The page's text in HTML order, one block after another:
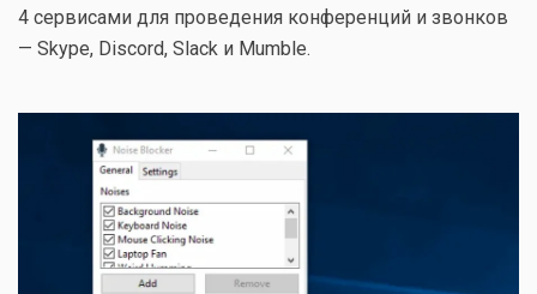
4 сервисами для проведения конференций и звонков
— Skype, Discord, Slack и Mumble.